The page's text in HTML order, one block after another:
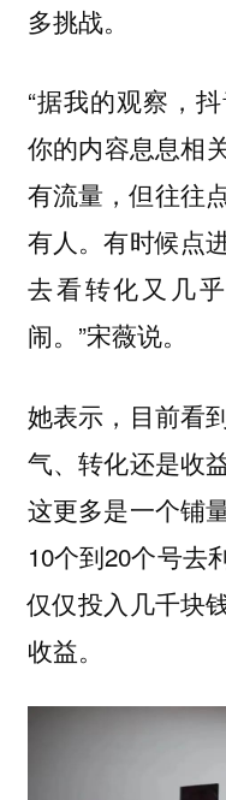
多挑战。
“据我的观察，
你的内容息息相
有流量，但往往
有人。有时候点
去看转化又几
闹。”宋薇说。
她表示，目前看
气、转化还是收
这更多是一个铺
10个到20个号去
仅仅投入几千块
收益。